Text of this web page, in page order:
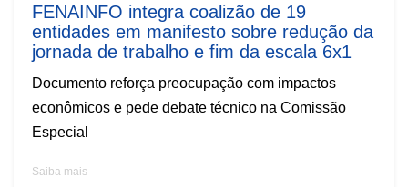
FENAINFO integra coalizão de 19
entidades em manifesto sobre redução da
jornada de trabalho e fim da escala 6x1
Documento reforça preocupação com impactos
econômicos e pede debate técnico na Comissão
Especial
Saiba mais